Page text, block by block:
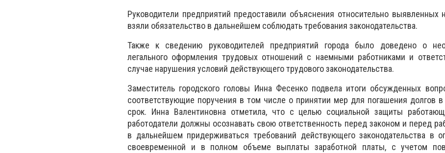
Руководители предприятий предоставили объяснения относительно выявленных
взяли обязательство в дальнейшем соблюдать требования законодательства.
Также к сведению руководителей предприятий города было доведено о
легального оформления трудовых отношений с наемными работниками и
случае нарушения условий действующего трудового законодательства.
Заместитель городского головы Инна Фесенко подвела итоги обсужденных
соответствующие поручения в том числе о принятии мер для погашения долгов в
срок. Инна Валентиновна отметила, что с целью социальной защиты
работодатели должны осознавать свою ответственность перед законом и перед
в дальнейшем придерживаться требований действующего законодательства в
своевременной и в полном объеме выплаты заработной платы, с учетом